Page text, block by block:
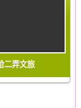
二弄文旅